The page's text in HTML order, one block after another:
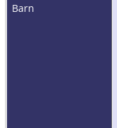
Barn